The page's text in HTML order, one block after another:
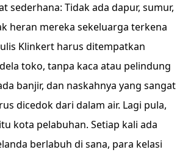
sederhana: Tidak ada dapur, sumur,
heran mereka sekeluarga terkena
Klinkert harus ditempatkan
toko, tanpa kaca atau pelindung
banjir, dan naskahnya yang sangat
dicedok dari dalam air. Lagi pula,
kota pelabuhan. Setiap kali ada
berlabuh di sana, para kelasi